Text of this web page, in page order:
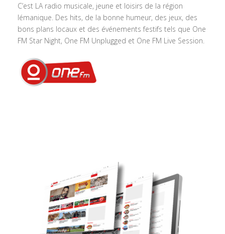
C’est LA radio musicale, jeune et loisirs de la région
lémanique. Des hits, de la bonne humeur, des jeux, des
bons plans locaux et des événements festifs tels que One
FM Star Night, One FM Unplugged et One FM Live Session.